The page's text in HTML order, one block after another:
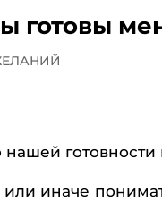
готовы
иначе